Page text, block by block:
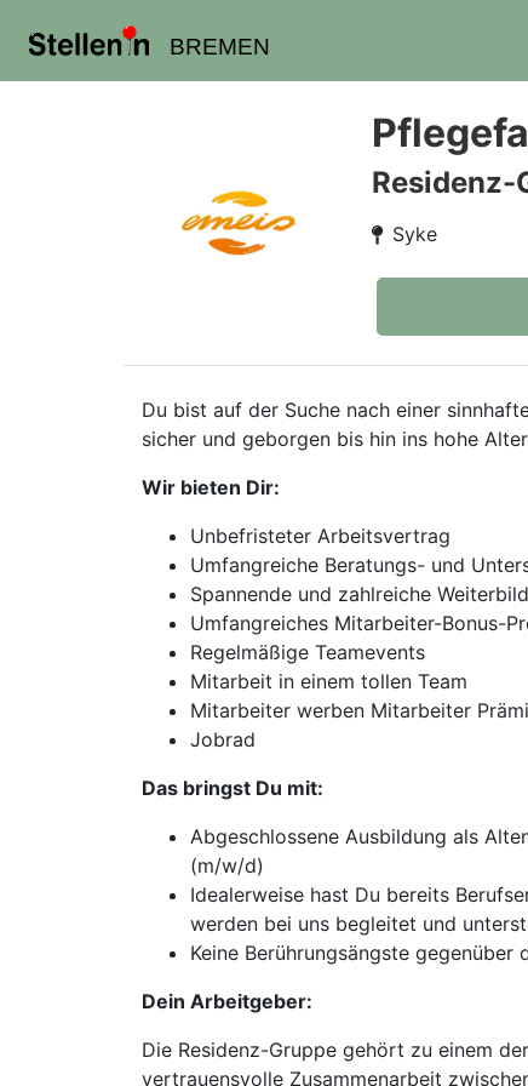
BREMEN
Residenz-
Syke
Du bist auf der Suche nach einer
sicher und geborgen bis hin ins hohe
Wir bieten Dir:
Unbefristeter Arbeitsvertrag
Umfangreiche Beratungs- und
Spannende und zahlreiche
Umfangreiches Mitarbeiter-Bonus-
Regelmäßige Teamevents
Mitarbeit in einem tollen Team
Mitarbeiter werben Mitarbeiter
Jobrad
Das bringst Du mit:
Abgeschlossene Ausbildung als
(m/w/d)
Idealerweise hast Du bereits
werden bei uns begleitet und
Keine Berührungsängste
Dein Arbeitgeber:
Die Residenz-Gruppe gehört zu einem
vertrauensvolle Zusammenarbeit